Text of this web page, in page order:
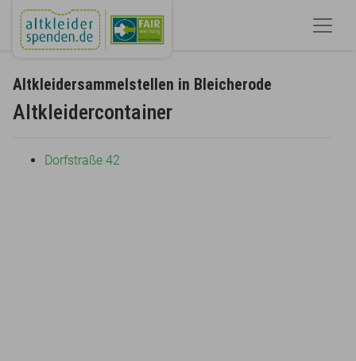
Altkleidersammelstellen in Bleicherode
Altkleidercontainer
Dorfstraße 42